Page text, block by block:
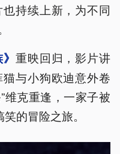
持续上新，为不同
》重映回归，影片讲
与小狗欧迪意外卷
维克重逢，一家子被
的冒险之旅。